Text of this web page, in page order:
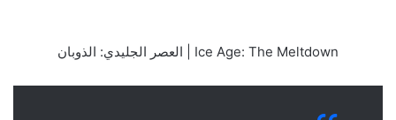
Ice Age: The Meltdown | العصر الجليدي: الذوبان